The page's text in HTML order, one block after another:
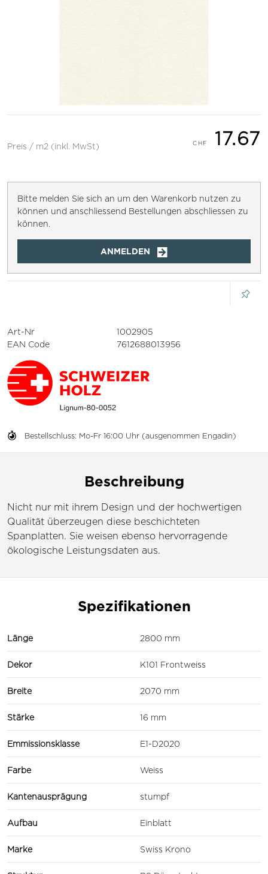
Preis / m2 (inkl. MwSt) 17.67
Bitte melden Sie sich an um den Warenkorb nutzen zu
können und anschliessend Bestellungen abschliessen zu
können.
ANMELDEN
Bestellschluss: Mo-Fr 16:00 Uhr (ausgenommen Engadin)
Art-Nr
1002905
EAN Code
7612688013956
Beschreibung
Nicht nur mit ihrem Design und der hochwertigen
Qualität überzeugen diese beschichteten
Spanplatten. Sie weisen ebenso hervorragende
ökologische Leistungsdaten aus.
Spezifikationen
Länge 2800 mm
Dekor K101 Frontweiss
Breite 2070 mm
Stärke 16 mm
Emmissionsklasse E1-D2020
Farbe Weiss
Kantenausprägung stumpf
Aufbau Einblatt
Marke Swiss Krono